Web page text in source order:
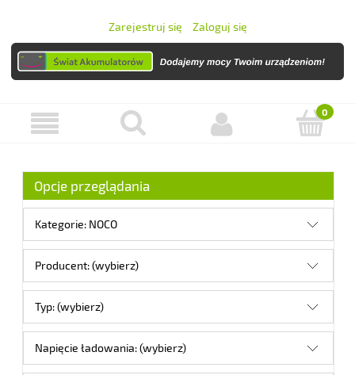
Zarejestruj się Zaloguj się
Opcje przeglądania
Kategorie: NOCO
Producent: (wybierz)
Typ: (wybierz)
Napięcie ładowania: (wybierz)